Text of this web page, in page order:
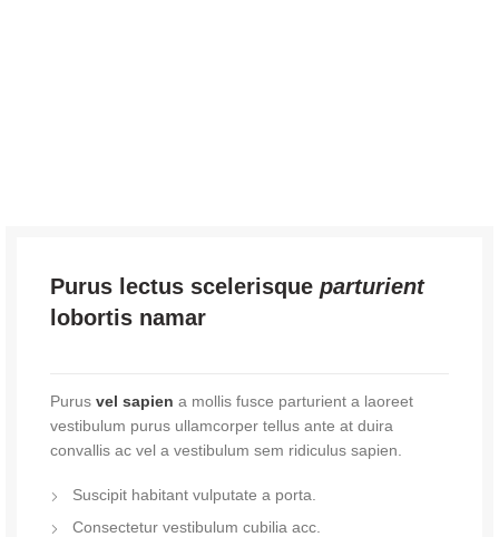
Purus lectus scelerisque parturient
lobortis namar
Purus vel sapien a mollis fusce parturient a laoreet
vestibulum purus ullamcorper tellus ante at duira
convallis ac vel a vestibulum sem ridiculus sapien.
Suscipit habitant vulputate a porta.
Consectetur vestibulum cubilia acc.